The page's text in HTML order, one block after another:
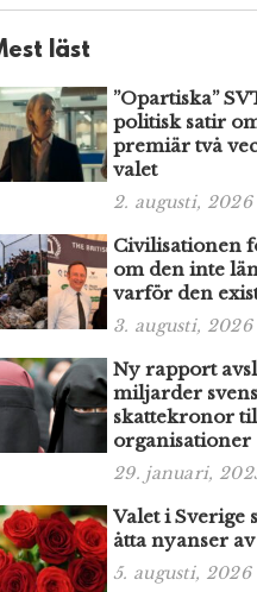
läst
”Opartiska”
politisk satir
premiär två
valet
2. augusti, 2026
Civilisationen
om den inte
varför den
3. augusti, 2026
Ny rapport
miljarder
skattekronor
organisationer
29. januari,
Valet i Sverige
åtta nyanser
5. augusti, 2026